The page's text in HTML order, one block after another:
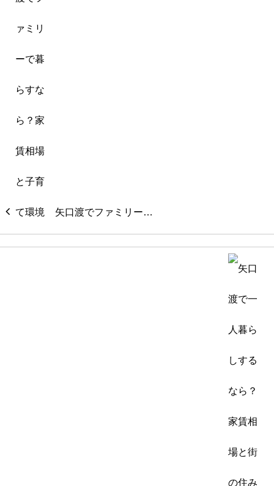
矢口渡でファミリー…